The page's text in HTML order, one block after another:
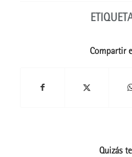
Compartir
Quizás